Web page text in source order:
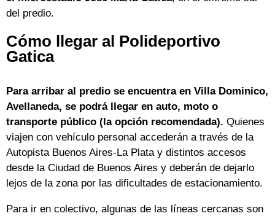
del predio.
Cómo llegar al Polideportivo
Gatica
Para arribar al predio se encuentra en Villa Dominico,
Avellaneda, se podrá llegar en auto, moto o
transporte público (la opción recomendada). Quienes
viajen con vehículo personal accederán a través de la
Autopista Buenos Aires-La Plata y distintos accesos
desde la Ciudad de Buenos Aires y deberán de dejarlo
lejos de la zona por las dificultades de estacionamiento.
Para ir en colectivo, algunas de las líneas cercanas son